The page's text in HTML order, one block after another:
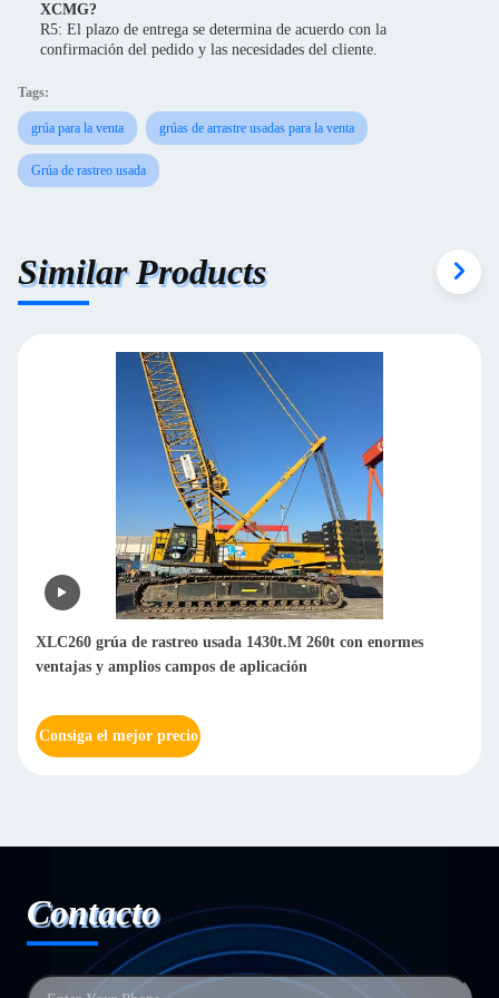
XCMG?
R5: El plazo de entrega se determina de acuerdo con la
confirmación del pedido y las necesidades del cliente.
Tags:
grúa para la venta grúas de arrastre usadas para la venta
Grúa de rastreo usada
Similar Products
XLC260 grúa de rastreo usada 1430t.M 260t con enormes
ventajas y amplios campos de aplicación
Consiga el mejor precio
Contacto